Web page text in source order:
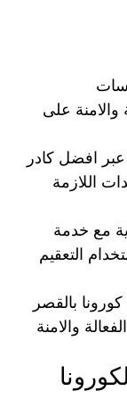
والامنة على
افضل كادر
اللازمة
مع خدمة
التعقيم
بالقصر
والامنة